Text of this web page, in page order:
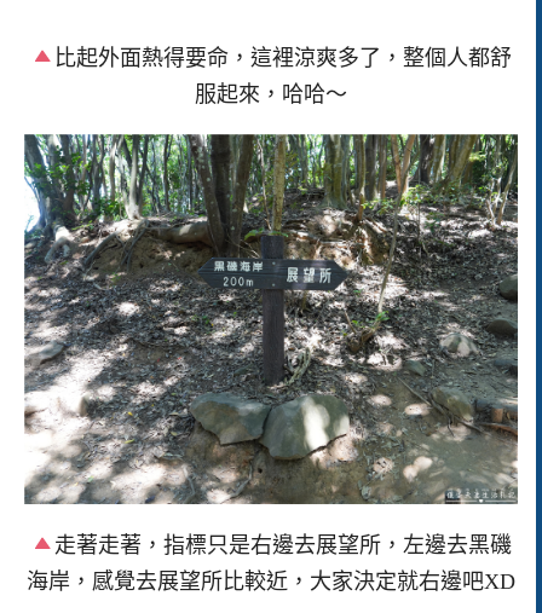
比起外面熱得要命，這裡涼爽多了，整個人都舒
服起來，哈哈～
走著走著，指標只是右邊去展望所，左邊去黑磯
海岸，感覺去展望所比較近，大家決定就右邊吧XD